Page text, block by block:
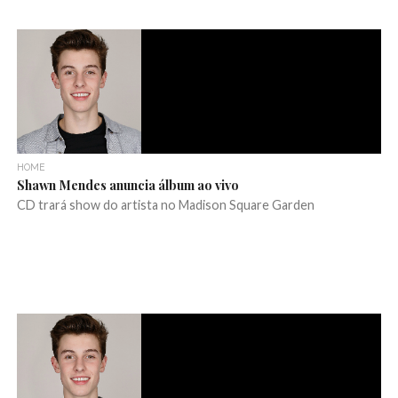
HOME
Shawn Mendes anuncia álbum ao vivo
CD trará show do artista no Madison Square Garden